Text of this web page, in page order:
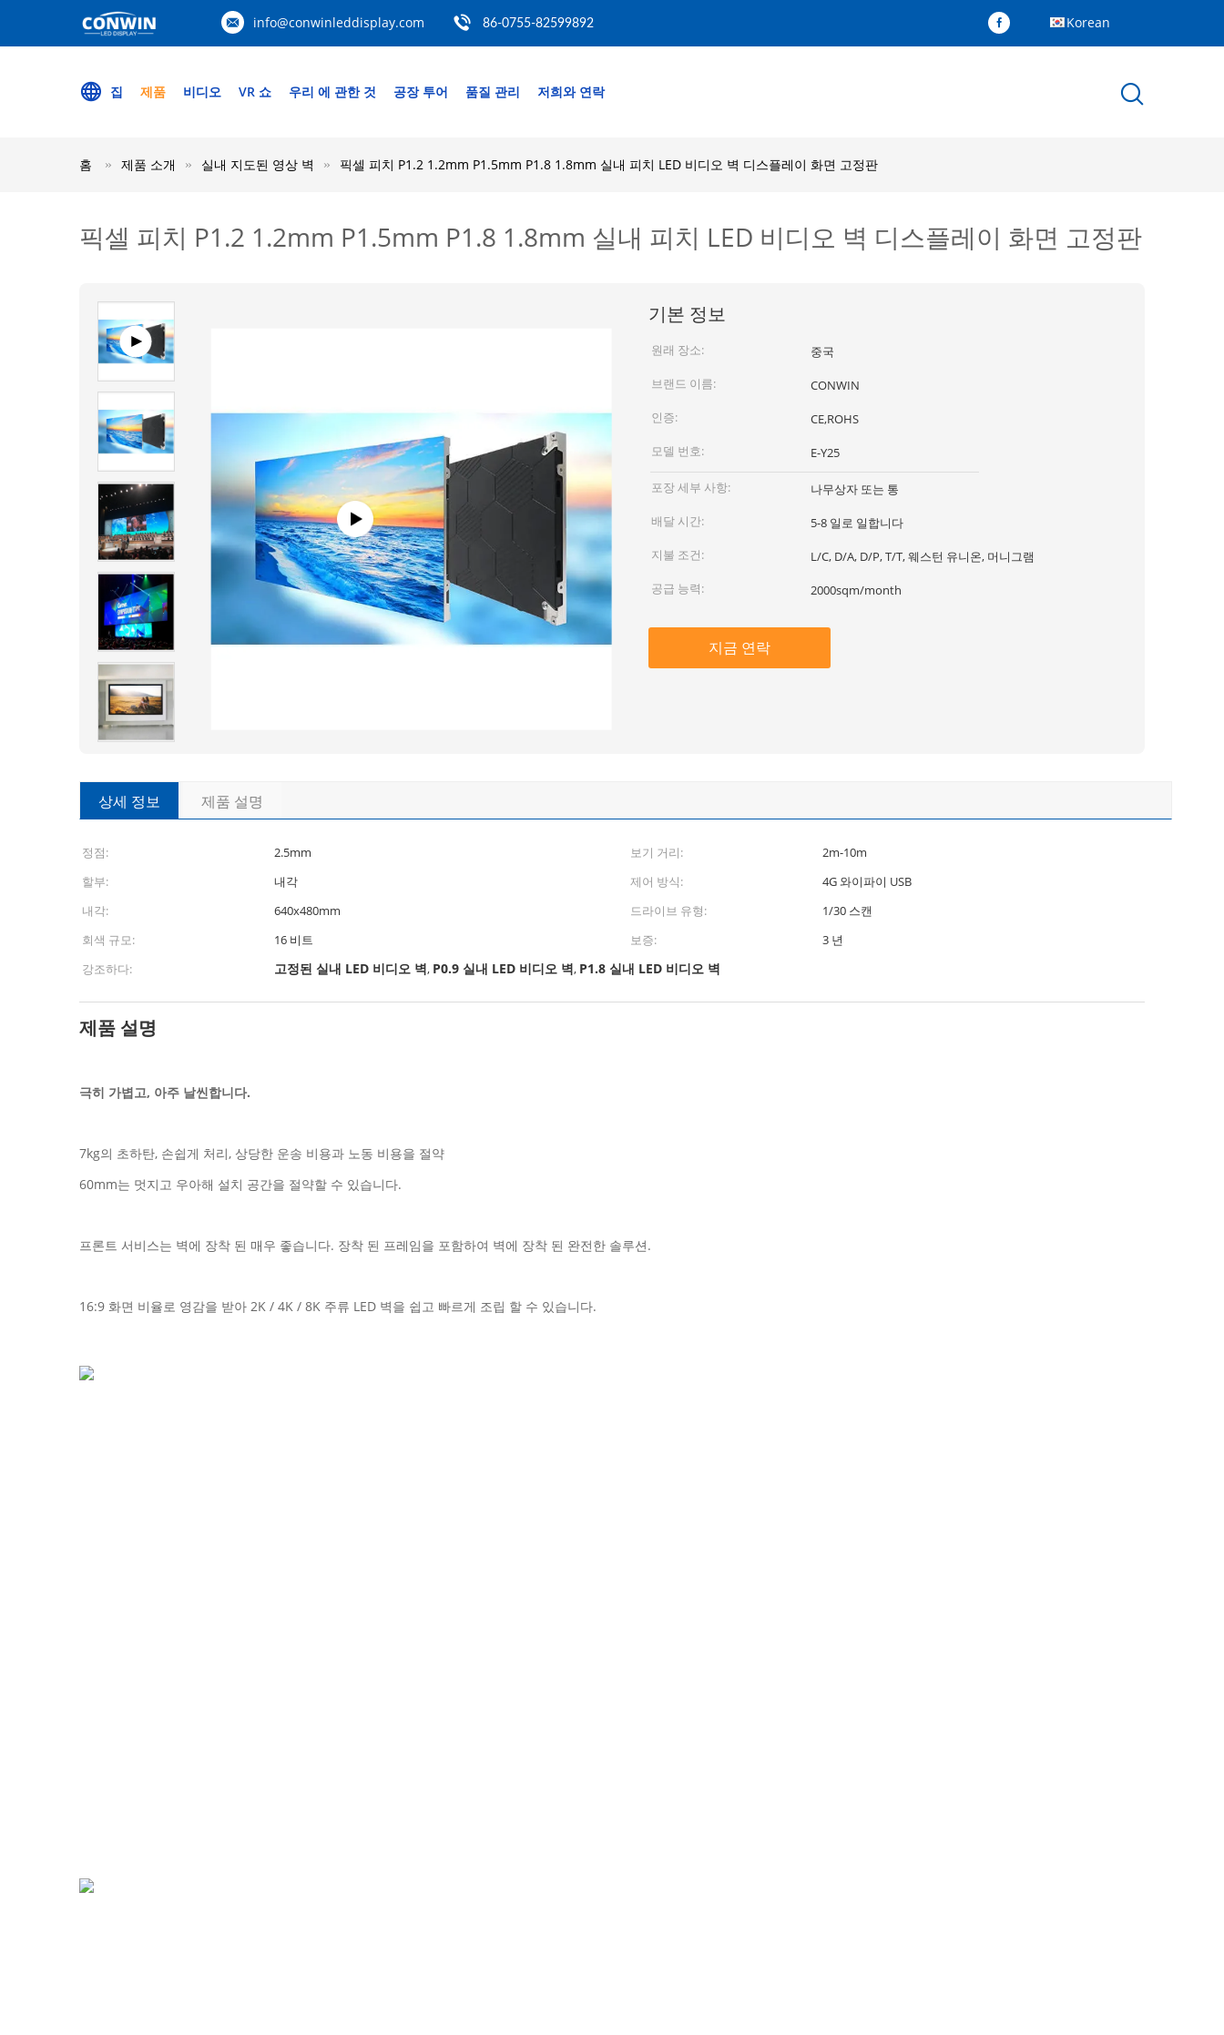
info@conwinleddisplay.com 86-0755-82599892 Korean
집 제품 비디오 VR 쇼 우리 에 관한 것 공장 투어 품질 관리 저희와 연락
홈 제품 소개 실내 지도된 영상 벽 픽셀 피치 P1.2 1.2mm P1.5mm P1.8 1.8mm 실내 피치 LED 비디오 벽 디스플레이 화면 고정판
픽셀 피치 P1.2 1.2mm P1.5mm P1.8 1.8mm 실내 피치 LED 비디오 벽 디스플레이 화면 고정판
기본 정보
원래 장소:
중국
브랜드 이름:
CONWIN
인증:
CE,ROHS
모델 번호:
E-Y25
포장 세부 사항:
나무상자 또는 통
배달 시간:
5-8 일로 일합니다
지불 조건:
L/C, D/A, D/P, T/T, 웨스턴 유니온, 머니그램
공급 능력:
2000sqm/month
지금 연락
상세 정보 제품 설명
정점: 2.5mm 보기 거리:
2m-10m
할부:
내각 제어 방식:
4G 와이파이 USB
내각:
640x480mm 드라이브 유형:
1/30 스캔
회색 규모:
16 비트 보증:
3 년
강조하다:
고정된 실내 LED 비디오 벽, P0.9 실내 LED 비디오 벽, P1.8 실내 LED 비디오 벽
제품 설명
극히 가볍고, 아주 날씬합니다.
7kg의 초하탄, 손쉽게 처리, 상당한 운송 비용과 노동 비용을 절약
60mm는 멋지고 우아해 설치 공간을 절약할 수 있습니다.
프론트 서비스는 벽에 장착 된 매우 좋습니다. 장착 된 프레임을 포함하여 벽에 장착 된 완전한 솔루션.
16:9 화면 비율로 영감을 받아 2K / 4K / 8K 주류 LED 벽을 쉽고 빠르게 조립 할 수 있습니다.